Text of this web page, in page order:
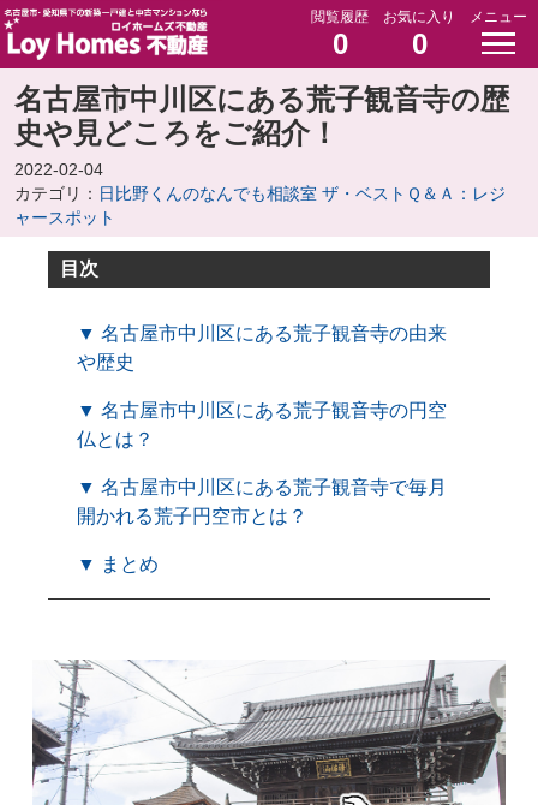
閲覧履歴
0
お気に入り
0
メニュー
名古屋市中川区にある荒子観音寺の歴
史や見どころをご紹介！
2022-02-04
カテゴリ： 日比野くんのなんでも相談室 ザ・ベストＱ＆Ａ：レジ
ャースポット
目次
▼ 名古屋市中川区にある荒子観音寺の由来
や歴史
▼ 名古屋市中川区にある荒子観音寺の円空
仏とは？
▼ 名古屋市中川区にある荒子観音寺で毎月
開かれる荒子円空市とは？
▼ まとめ